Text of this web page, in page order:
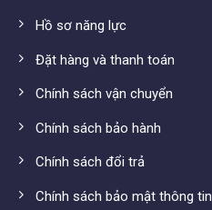
Hạt bấm
đi cáp
50m) + cài
mềm
truyền tín
Hồ sơ năng lực
Đặt hàng và thanh toán
Chính sách vận chuyển
Chính sách bảo hành
Chính sách đổi trả
Chính sách bảo mật thông tin